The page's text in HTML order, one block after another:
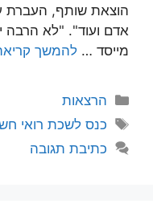
הוצאת שותף, העברת
אדם ועוד". "לא הרבה
מייסד … להמשך
הרצאות
כנס לשכת רואי
כתיבת תגובה